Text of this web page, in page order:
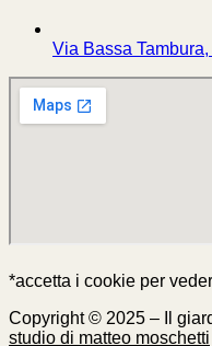
Via Bassa
*accetta i cookie per
Copyright © 2025 – Il
studio di matteo moschetti